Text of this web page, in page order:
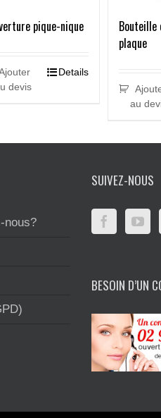
pique-nique
devis
Details
Bouteille
plaque
au
nous?
SUIVEZ-NOUS
BESOIN D’UN